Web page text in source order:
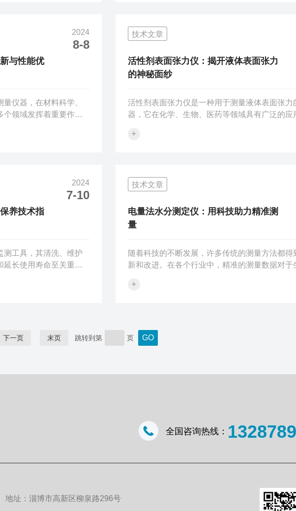
的部位，可以使用软毛
离子水反复冲洗，直至
采样瓶的外观是否有...
后得到表面张力值。‌铂金环法测定表面张力的具
浸入待测液体中。通过电机、精密丝杠...
2024
8-8
与性能优
仪器，在材料科学、
个领域发挥着重要作
能优化，主要体现在以
过实时监测和精确控
力的微小变化的高精度
更高效的测量和更简
技术文章
活性剂表面张力仪：揭开液体表面张力
的神秘面纱
活性剂表面张力仪是一种用于测量液体表面张力
器，它在化学、生物、医药等领域具有广泛的应
员了解液体分子之间的相互作用，进而探索液体
力。该仪器可以精确地测量不同液体的表面张力
泛应用于研究表面活性剂在液体中的作用机理。
性...
+
2024
7-10
养技术指
测工具，其清洗、维护
延长使用寿命至关重
倾倒干净，避免长时间
清洗。务必注意清洗液
技术文章
电量法水分测定仪：用科技助力精准测
量
随着科技的不断发展，许多传统的测量方法都得
新和改进。在各个行业中，精准的测量数据对于
的测量设备，正逐渐受到人们的关注和青睐。电
的烘干法和滴定法，具有测量速度快、精准度高
简便等优点，因此备受青睐。电量法水分测定仪
+
下一页 末页 跳转到第 页
全国咨询热线：
地址：淄博市高新区柳泉路296号